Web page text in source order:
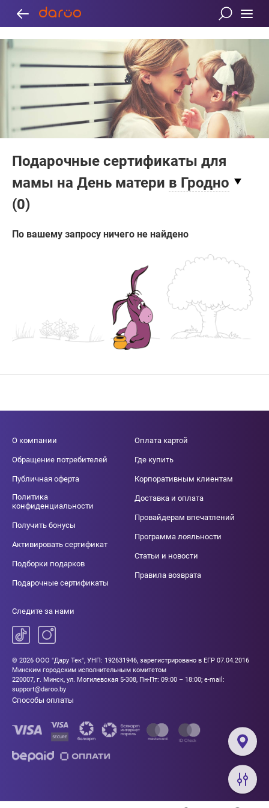
Подарочные сертификаты для
мамы на День матери в Гродно
(0)
По вашему запросу ничего не найдено
О компании
Обращение потребителей
Публичная оферта
Политика
конфиденциальности
Получить бонусы
Активировать сертификат
Подборки подарков
Подарочные сертификаты
Оплата картой
Где купить
Корпоративным клиентам
Доставка и оплата
Провайдерам впечатлений
Программа лояльности
Статьи и новости
Правила возврата
Следите за нами
© 2026 ООО "Дару Тек", УНП: 192631946, зарегистрировано в ЕГР 07.04.2016
Минским городским исполнительным комитетом
220007, г. Минск, ул. Могилевская 5-308, Пн-Пт: 09:00 – 18:00; e-mail:
support@daroo.by
Способы оплаты